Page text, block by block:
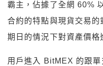
霸主，佔據了全網 60%
合約的特點與現貨交易的
期日的情況下對資產價格
用戶進入 BitMEX 的跟